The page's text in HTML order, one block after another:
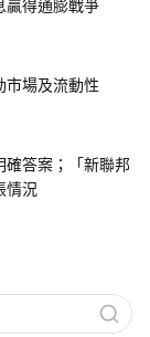
贏得通膨戰爭
場及流動性
確答案；「新聯邦
情況